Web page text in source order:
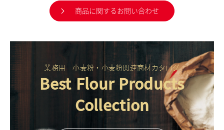
商品に関するお問い合わせ
業務用 小麦粉・小麦粉関連商材カタログ
Best Flour Products
Collection